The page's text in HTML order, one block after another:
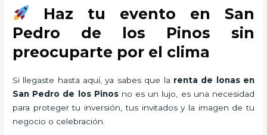
Haz tu evento en San
Pedro de los Pinos sin
preocuparte por el clima
Si llegaste hasta aquí, ya sabes que la renta de lonas en
San Pedro de los Pinos no es un lujo, es una necesidad
para proteger tu inversión, tus invitados y la imagen de tu
negocio o celebración.